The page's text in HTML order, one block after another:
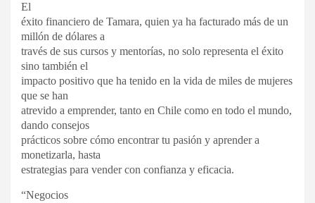
El
éxito financiero de Tamara, quien ya ha facturado más de un
millón de dólares a
través de sus cursos y mentorías, no solo representa el éxito
sino también el
impacto positivo que ha tenido en la vida de miles de mujeres
que se han
atrevido a emprender, tanto en Chile como en todo el mundo,
dando consejos
prácticos sobre cómo encontrar tu pasión y aprender a
monetizarla, hasta
estrategias para vender con confianza y eficacia.
“Negocios